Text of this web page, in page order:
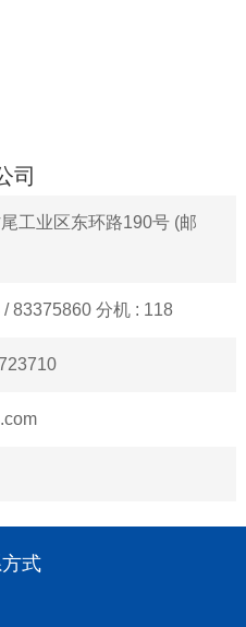
司
工业区东环路190号 (邮
83375860 分机 : 118
式